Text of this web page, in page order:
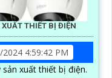
THIẾT BỊ ĐIỆN
4:59:42 PM
xuất thiết bị điện.